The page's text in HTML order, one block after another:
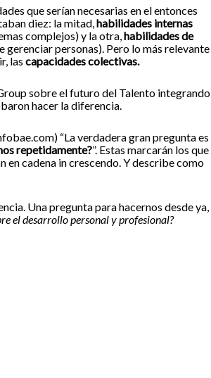
que serían necesarias en el entonces
diez: la mitad,habilidades internas
complejos) y la otra,habilidades de
personas). Pero lo más relevante
las capacidades colectivas.
sobre el futuro del Talento integrando
hacer la diferencia.
“La verdadera gran pregunta es
repetidamente?”. Estas marcarán los que
cadena in crescendo. Y describe como
Una pregunta para hacernos desde ya,
el desarrollo personal y profesional?